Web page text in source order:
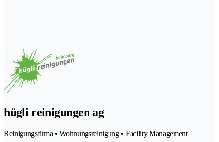
hügli reinigungen ag
Reinigungsfirma • Wohnungsreinigung • Facility Management